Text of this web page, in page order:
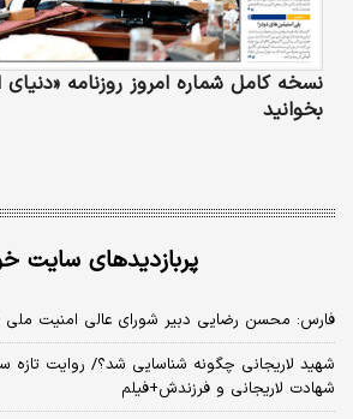
نسخه کامل شماره امروز روزنامه «دنیای‌
بخوانید
پربازدیدهای سایت
فارس: محسن رضایی دبیر شورای عالی امنیت
شهید لاریجانی چگونه شناسایی شد؟/ روایت تازه
شهادت لاریجانی و فرزندش+فیلم